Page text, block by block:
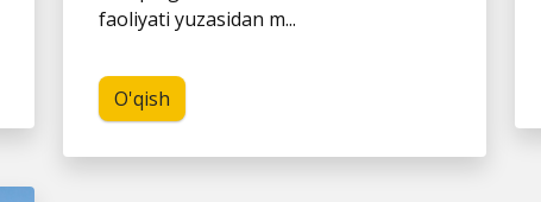
faoliyati yuzasidan m...
O'qish